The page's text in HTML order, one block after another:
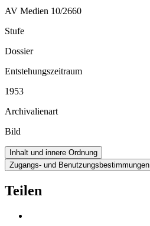
AV Medien 10/2660
Stufe
Dossier
Entstehungszeitraum
1953
Archivalienart
Bild
Inhalt und innere Ordnung
Zugangs- und Benutzungsbestimmungen
Teilen